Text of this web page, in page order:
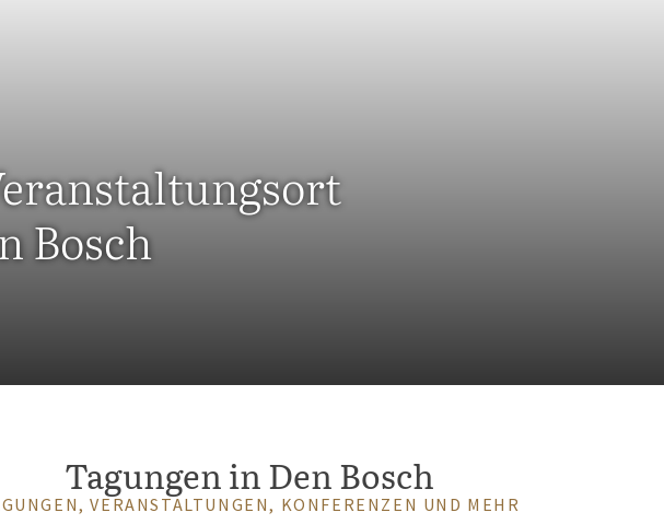
Bosch
Tagungen in Den Bosch
VERANSTALTUNGEN, KONFERENZEN UND MEHR